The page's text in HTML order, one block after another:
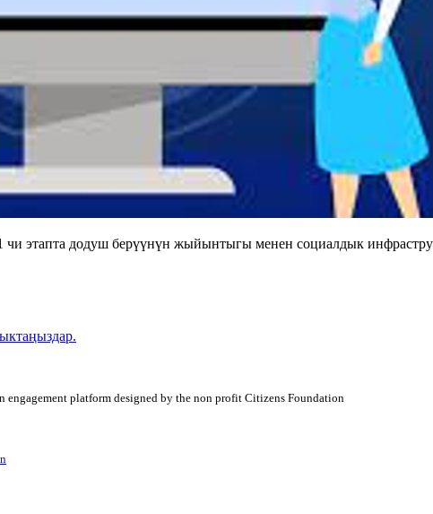
этапта додуш берүүнүн жыйынтыгы менен социалдык
engagement platform designed by the non profit Citizens Foundation